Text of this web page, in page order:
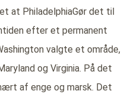
at PhiladelphiaGør det til
efter et permanent
valgte et område,
og Virginia. På det
af enge og marsk. Det